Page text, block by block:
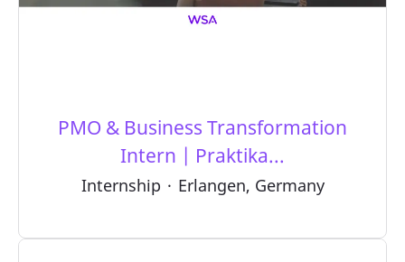
PMO & Business Transformation
Intern | Praktika...
Internship · Erlangen, Germany